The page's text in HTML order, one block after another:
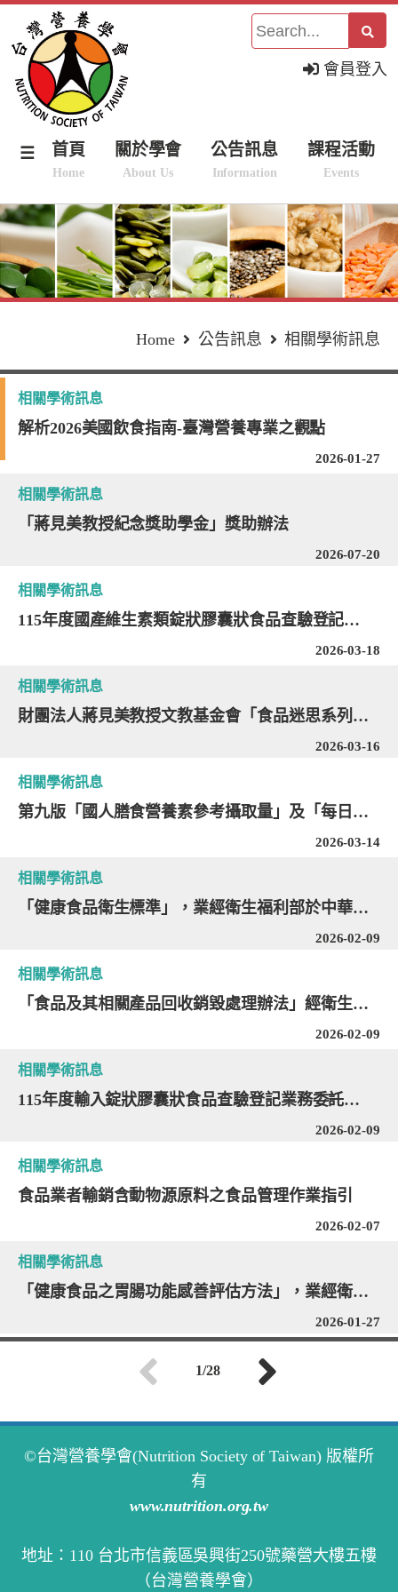
會員登入
☰ 首頁
Home
關於學會
About Us
公告訊息
Information
課程活動
Events
Home 公告訊息 相關學術訊息
相關學術訊息
解析2026美國飲食指南-臺灣營養專業之觀點
2026-01-27
相關學術訊息
「蔣見美教授紀念獎助學金」獎助辦法
2026-07-20
相關學術訊息
115年度國產維生素類錠狀膠囊狀食品查驗登記業務委託「財團法人台灣食品產業策進會」審查
2026-03-18
相關學術訊息
財團法人蔣見美教授文教基金會「食品迷思系列－食安新視界」影片放映及座談會
2026-03-16
相關學術訊息
第九版「國人膳食營養素參考攝取量」及「每日飲食指南」、「健康永續國民飲食指引」（草案）於國民健康屬網頁預告
2026-03-14
相關學術訊息
「健康食品衛生標準」，業經衛生福利部於中華民國115年2月4日以衛授食字第1151300003號令訂定發布
2026-02-09
相關學術訊息
「食品及其相關產品回收銷毀處理辦法」經衛生福利部於中華民國115年2月3日以衛授食字第1141302254號令修正發布
2026-02-09
相關學術訊息
115年度輸入錠狀膠囊狀食品查驗登記業務委託「財團法人台灣優良農產品發展協會」審查，經衛生福利部於115年1月27日衛授食字第1151300193號公告。
2026-02-09
相關學術訊息
食品業者輸銷含動物源原料之食品管理作業指引
2026-02-07
相關學術訊息
「健康食品之胃腸功能感善評估方法」，業經衛生福利部115年1月20日以衛授食字第1141303438號公告修正發布，名稱並修正為「健康食品之胃腸功能改善保健功效評估方法」，並自即日生效。
2026-01-27
1/28
©台灣營養學會(Nutrition Society of Taiwan) 版權所
有
www.nutrition.org.tw
地址：110 台北市信義區吳興街250號藥營大樓五樓
（台灣營養學會）